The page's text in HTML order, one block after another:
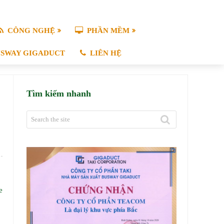
CÔNG NGHỆ PHẦN MỀM
GIGADUCT LIÊN HỆ
Tìm kiếm nhanh